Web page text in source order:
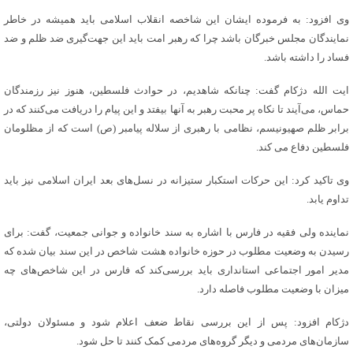
وی افزود: به فرموده ایشان این شاخصه انقلاب اسلامی باید همیشه در خاطر
نمایندگان مجلس خبرگان باشد چرا که رهبر امت باید این جهت‌گیری ضد ظلم و ضد
فساد را داشته باشد.
ایت الله دژکام گفت: چنانکه شاهدیم، در حوادث فلسطین، هنوز نیز رزمندگان
حماس، می‌آیند تا نکاه پر محبت رهبر به آنها بیفتد و این پیام را دریافت می‌کنند که در
برابر ظلم صهیونیسم، نظامی با رهبری از سلاله پیامبر (ص) است که از مظلومان
فلسطین دفاع می کند.
وی تاکید کرد: این حرکات استکبار ستیزانه در نسل‌های بعد ایران اسلامی نیز باید
تداوم یابد.
نماینده ولی فقیه در فارس با اشاره به سند خانواده و جوانی جمعیت، گفت: برای
رسیدن به وضعیت مطلوب در حوزه خانواده هشت شاخص در این سند بیان شده که
مدیر امور اجتماعی استانداری باید بررسی‌کند که فارس در این شاخص‌های چه
میزان با وضعیت مطلوب فاصله دارد.
دژکام افزود: پس از این بررسی نقاط ضعف اعلام شود و مسئولان دولتی،
سازمان‎‌های مردمی و دیگر گروه‌های مردمی کمک کنند تا حل شود.